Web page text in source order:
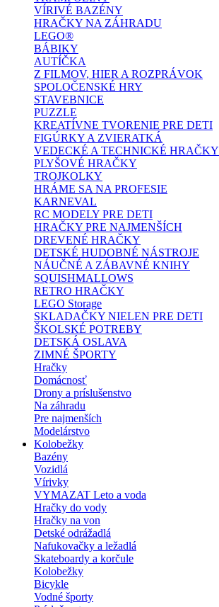
VÍRIVÉ BAZÉNY
HRAČKY NA ZÁHRADU
LEGO®
BÁBIKY
AUTÍČKA
Z FILMOV, HIER A ROZPRÁVOK
SPOLOČENSKÉ HRY
STAVEBNICE
PUZZLE
KREATÍVNE TVORENIE PRE DETI
FIGÚRKY A ZVIERATKÁ
VEDECKÉ A TECHNICKÉ HRAČKY
PLYŠOVÉ HRAČKY
TROJKOLKY
HRÁME SA NA PROFESIE
KARNEVAL
RC MODELY PRE DETI
HRAČKY PRE NAJMENŠÍCH
DREVENÉ HRAČKY
DETSKÉ HUDOBNÉ NÁSTROJE
NÁUČNÉ A ZÁBAVNÉ KNIHY
SQUISHMALLOWS
RETRO HRAČKY
LEGO Storage
SKLADAČKY NIELEN PRE DETI
ŠKOLSKÉ POTREBY
DETSKÁ OSLAVA
ZIMNÉ ŠPORTY
Hračky
Domácnosť
Drony a príslušenstvo
Na záhradu
Pre najmenších
Modelárstvo
Kolobežky
Bazény
Vozidlá
Vírivky
VYMAZAT Leto a voda
Hračky do vody
Hračky na von
Detské odrážadlá
Nafukovačky a ležadlá
Skateboardy a korčule
Kolobežky
Bicykle
Vodné športy